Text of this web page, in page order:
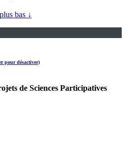
bas ↓
pour désactiver)
de Sciences Participatives